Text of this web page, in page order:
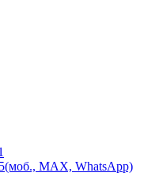
(моб., MAX, WhatsApp)